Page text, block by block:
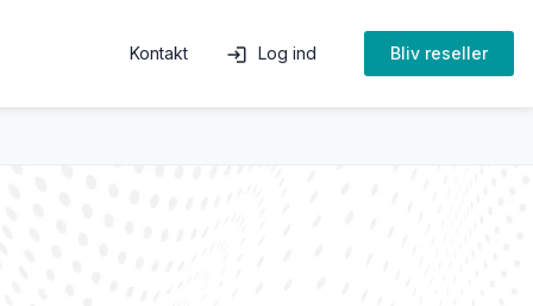
Kontakt login Log ind Bliv reseller